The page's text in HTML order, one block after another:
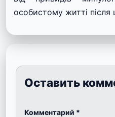
особистому житті після
Оставить
Комментарий *